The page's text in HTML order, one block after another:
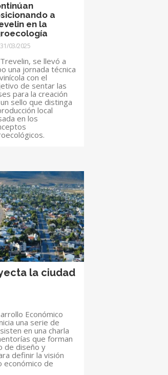
a
en la
31/03/2025
se llevó a
una jornada técnica
con el
de sentar las
para la creación
sello que distinga
local
en los
la ciudad
Económico
una serie de
en una charla
que forman
de diseño y
definir la visión
económico de